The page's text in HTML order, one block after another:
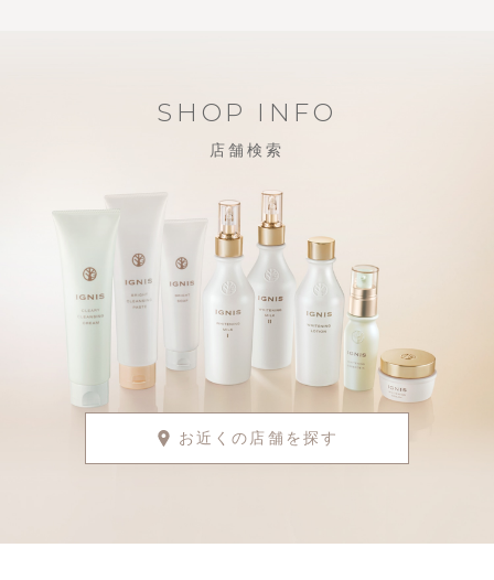
SHOP INFO
店舗検索
お近くの店舗を探す